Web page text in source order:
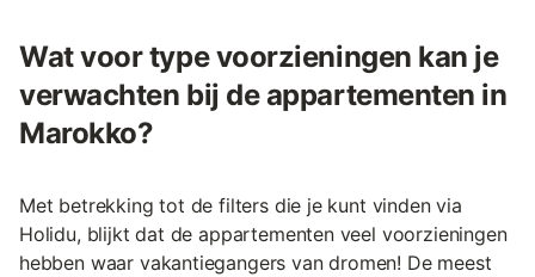
Wat voor type voorzieningen kan je
verwachten bij de appartementen in
Marokko?
Met betrekking tot de filters die je kunt vinden via
Holidu, blijkt dat de appartementen veel voorzieningen
hebben waar vakantiegangers van dromen! De meest